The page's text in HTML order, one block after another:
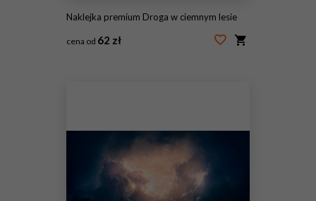
Naklejka premium Droga w ciemnym lesie
cena od 62 zł